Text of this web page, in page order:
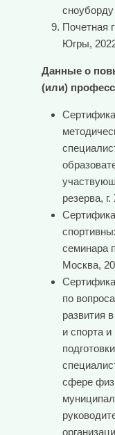
Почетная
Югры,
Данные о
(или)
резерва,
семинара
Москва,
по
развития
и спорта
сфере